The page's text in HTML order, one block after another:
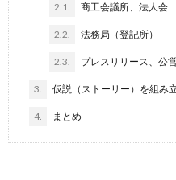
2.1. 商工会議所、法人会
2.2. 法務局（登記所）
2.3. プレスリリース、公
3. 仮説（ストーリー）を組み
4. まとめ